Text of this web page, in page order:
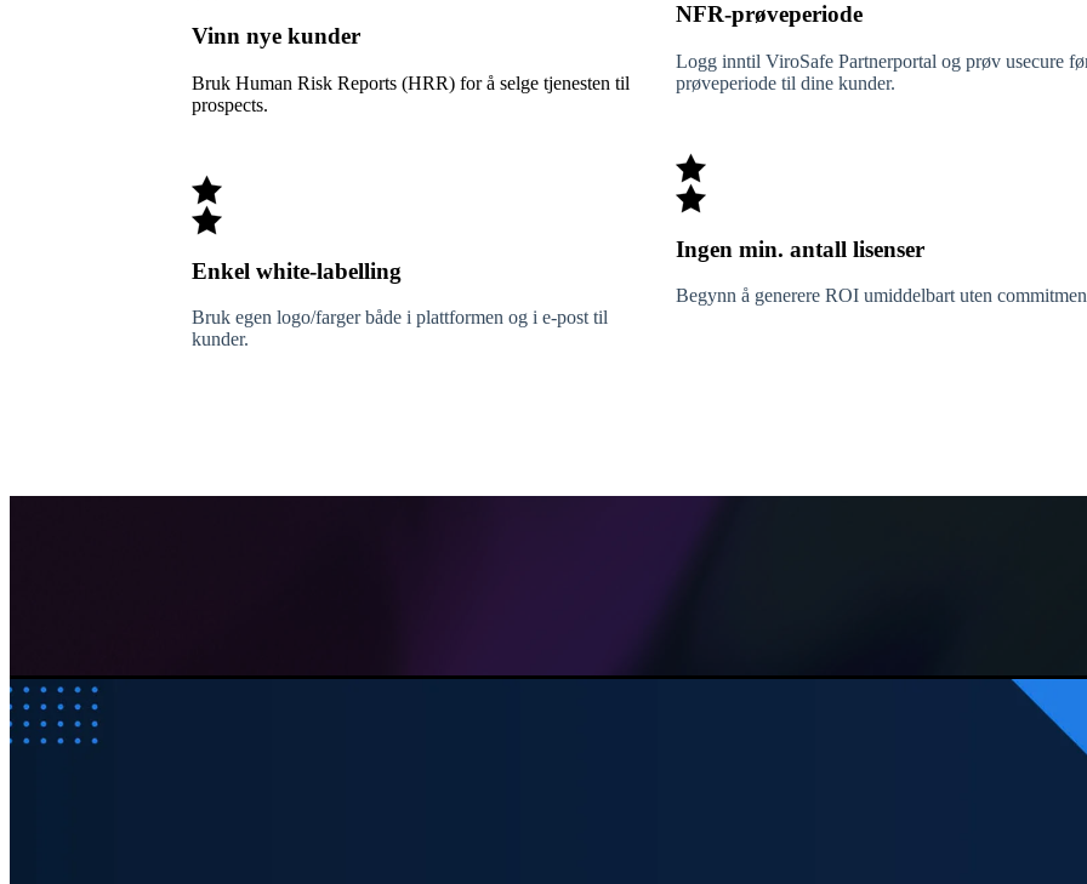
Vinn nye kunder
Bruk Human Risk Reports (HRR) for å selge tjenesten til
prospects.
Enkel white-labelling
Bruk egen logo/farger både i plattformen og i e-post til
kunder.
NFR-prøveperiode
Logg inntil ViroSafe Partnerportal og prøv usecure
prøveperiode til dine kunder.
Ingen min. antall lisenser
Begynn å generere ROI umiddelbart uten
usecure
Human Risk Management